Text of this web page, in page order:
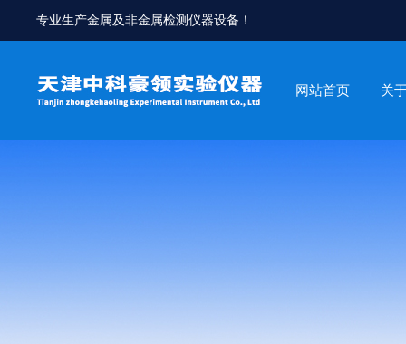
专业生产金属及非金属检测仪器设备！
网站首页 关